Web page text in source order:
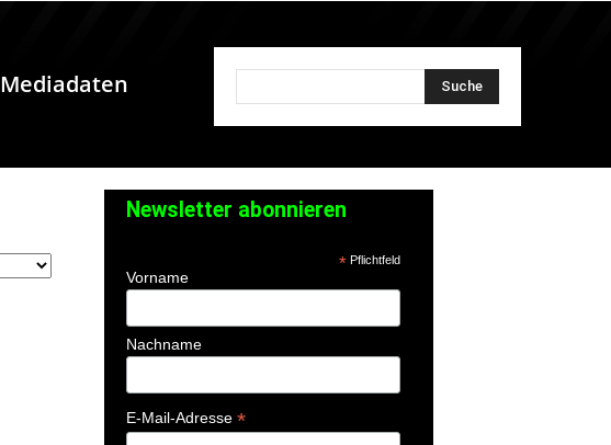
Mediadaten Suche
Newsletter abonnieren
*Pflichtfeld
Vorname
Nachname
E-Mail-Adresse *